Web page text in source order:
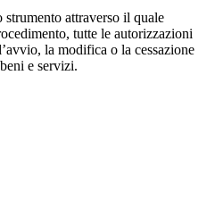
attraverso il quale
tutte le autorizzazioni
la modifica o la cessazione
e servizi.